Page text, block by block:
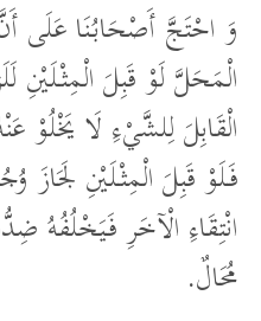
وَ احْتَجَّ أَصْحَابُنَا عَلَى
الْمَحَلَّ لَوْ قَبِلَ الْمِثْلَيْنِ
الْقَابِلَ لِلشَّيْءِ لَا يَخْلُوْ
فَلَوْ قَبِلَ الْمِثْلَيْنِ لَجَازَ
انْتِقَاءِ الْآخَرِ فَيَخْلُفُهُ
مُحَالٌ.